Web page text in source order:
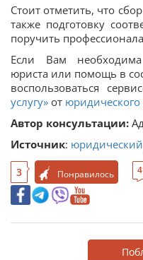
Стоит отметить, что
также подготовку
поручить
Если Вам
юриста или помощь в
воспользоваться
услугу» от юридического
Автор консультации:
Источник:
3 Понравилось